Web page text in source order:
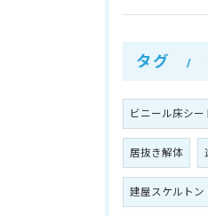
タグ
ビニール床シー
居抜き解体
建屋スケルトン